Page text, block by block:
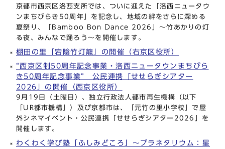
京都市西京区洛西支所では、ついに迎えた「洛西ニュータウ
ンまちびらき50周年」を記念し、地域の絆をさらに深める
夏祭り、「Bamboo Bon Dance 2026」〜竹あかりの灯
る夜、みんなで踊ろう〜を開催します。
棚田の里「宕陰竹灯籠」の開催（右京区役所）
“西京区制50周年記念事業・洛西ニュータウンまちびら
き50周年記念事業” 公民連携「せせらぎシアター
2026」の開催（西京区役所）
9月19日（土曜日）、独立行政法人都市再生機構（以下
「UR都市機構」）及び京都市は、「元竹の里小学校」で屋
外シネマイベント・公民連携「せせらぎシアター2026」を
開催します。
わくわく学び塾「ふしみどころ」～プラネタリウム：星